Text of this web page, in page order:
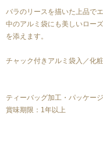
バラのリースを描いた上品で
中のアルミ袋にも美しいロー
を添えます。
チャック付きアルミ袋入／化
ティーバッグ加工・パッケー
賞味期限：1年以上